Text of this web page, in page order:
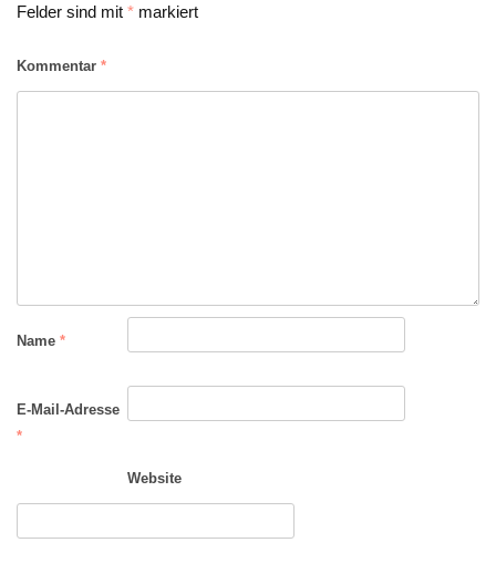
Felder sind mit * markiert
Kommentar *
Name *
E-Mail-Adresse
*
Website